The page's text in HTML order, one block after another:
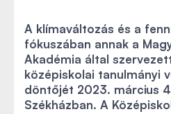
A klímaváltozás és a
fókuszában annak a
Akadémia által
középiskolai tanulmányi
döntőjét 2023. március
Székházban. A